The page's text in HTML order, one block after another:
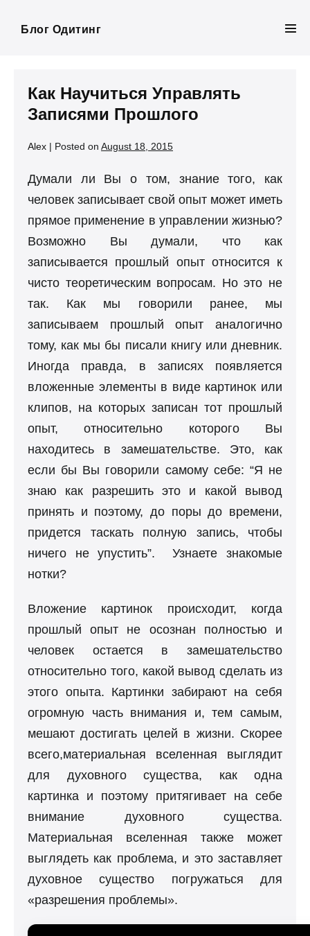
Блог Одитинг
Как Научиться Управлять
Записями Прошлого
Alex | Posted on August 18, 2015
Думали ли Вы о том, знание того, как
человек записывает свой опыт может иметь
прямое применение в управлении жизнью?
Возможно Вы думали, что как
записывается прошлый опыт относится к
чисто теоретическим вопросам. Но это не
так. Как мы говорили ранее, мы
записываем прошлый опыт аналогично
тому, как мы бы писали книгу или дневник.
Иногда правда, в записях появляется
вложенные элементы в виде картинок или
клипов, на которых записан тот прошлый
опыт, относительно которого Вы
находитесь в замешательстве. Это, как
если бы Вы говорили самому себе: “Я не
знаю как разрешить это и какой вывод
принять и поэтому, до поры до времени,
придется таскать полную запись, чтобы
ничего не упустить”. Узнаете знакомые
нотки?
Вложение картинок происходит, когда
прошлый опыт не осознан полностью и
человек остается в замешательство
относительно того, какой вывод сделать из
этого опыта. Картинки забирают на себя
огромную часть внимания и, тем самым,
мешают достигать целей в жизни. Скорее
всего,материальная вселенная выглядит
для духовного существа, как одна
картинка и поэтому притягивает на себе
внимание духовного существа.
Материальная вселенная также может
выглядеть как проблема, и это заставляет
духовное существо погружаться для
«разрешения проблемы».